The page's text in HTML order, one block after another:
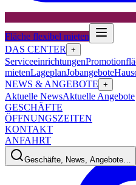
Fläche flexibel mieten
DAS CENTER
+
Serviceeinrichtungen
mietenLageplanJobangebote
NEWS & ANGEBOTE +
Aktuelle NewsAktuelle Angebote
GESCHÄFTE
ÖFFNUNGSZEITEN
KONTAKT
ANFAHRT
Geschäfte, News, Angebote…